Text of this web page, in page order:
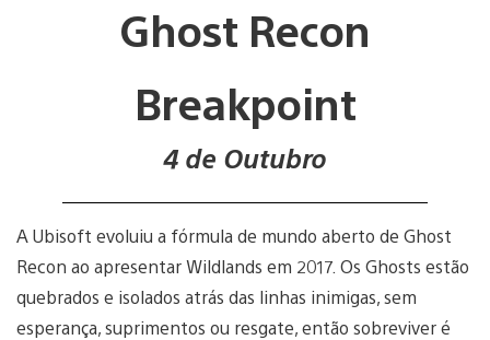
Ghost Recon
Breakpoint
4 de Outubro
A Ubisoft evoluiu a fórmula de mundo aberto de Ghost
Recon ao apresentar Wildlands em 2017. Os Ghosts estão
quebrados e isolados atrás das linhas inimigas, sem
esperança, suprimentos ou resgate, então sobreviver é